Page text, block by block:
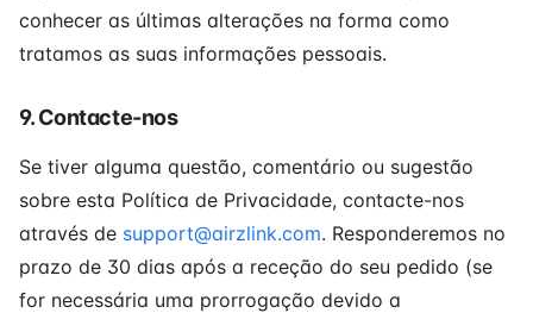
conhecer as últimas alterações na forma como
tratamos as suas informações pessoais.
9. Contacte-nos
Se tiver alguma questão, comentário ou sugestão
sobre esta Política de Privacidade, contacte-nos
através de support@airzlink.com. Responderemos no
prazo de 30 dias após a receção do seu pedido (se
for necessária uma prorrogação devido a